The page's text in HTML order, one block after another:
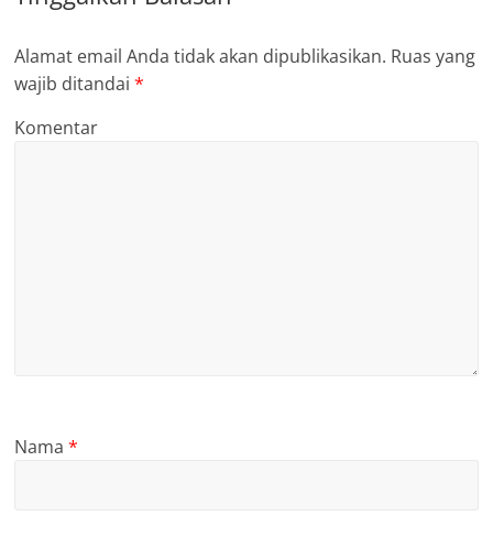
Alamat email Anda tidak akan dipublikasikan. Ruas yang
wajib ditandai*
Komentar
Nama*